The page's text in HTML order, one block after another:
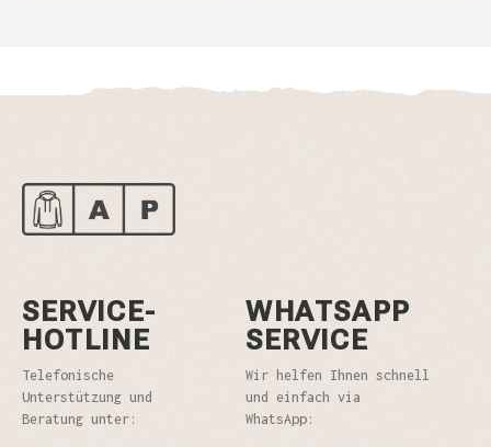
SERVICE-
HOTLINE
Telefonische
Unterstützung und
Beratung unter:
WHATSAPP
SERVICE
Wir helfen Ihnen schnell
und einfach via
WhatsApp: